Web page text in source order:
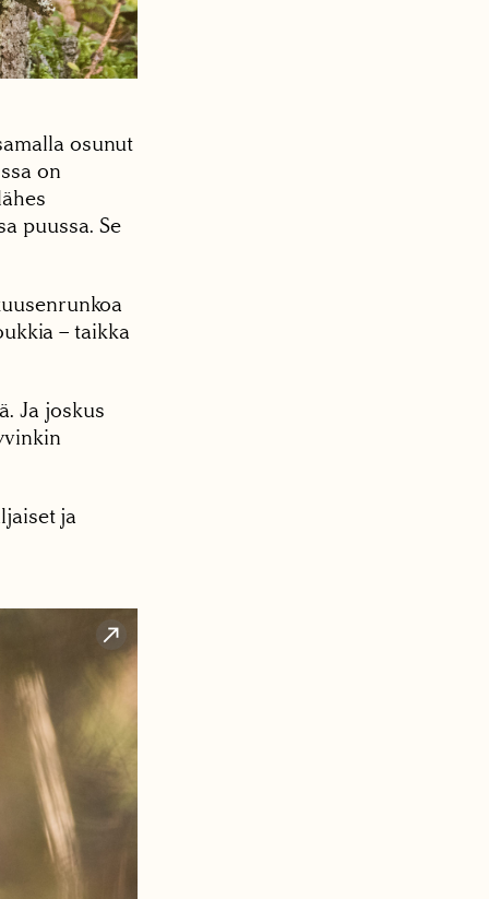
osunut
on
puussa. Se
– taikka
Ja joskus
ja
